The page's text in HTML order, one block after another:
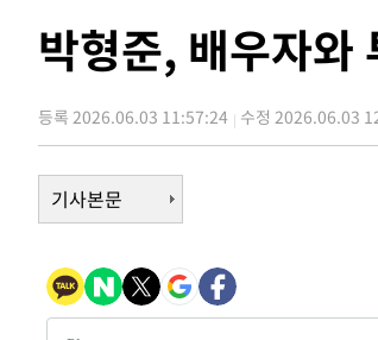
득표
-21363초 전 >"일본축구협회, 대한축구협회 성
정상
-9370초 전 >"얼마나 더웠으면"…안동 물길공원
-9297초 전 >손흥민, 68분 뛰고 2경기 침묵
-8569초 전 >
-7321초 전 >이강인, 오늘 서울서 AT마드리드
1시간 전 > 콜롬비아 신임 우파 대통령 취임 하루
3시간 전 >튀르키예 외무장관, "메카 3국 방위협
박형준, 배우자
등록 2026.06.03 11:57:24 수정 2026.06.03
기사본문